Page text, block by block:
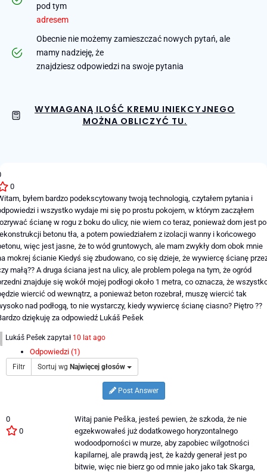
pod tym
adresem
Obecnie nie możemy zamieszczać nowych pytań, ale
mamy nadzieję, że
znajdziesz odpowiedzi na swoje pytania
WYMAGANĄ ILOŚĆ KREMU INIEKCYJNEGO
MOŻNA OBLICZYĆ TU.
0
byłem bardzo podekscytowany twoją technologią, czytałem pytania i
i wszystko wydaje mi się po prostu pokojem, w którym zacząłem
ścianę w rogu z boku do ulicy, nie wiem co teraz, ponieważ dom jest po
betonu tła, a potem powiedziałem z izolacji wanny i końcowego
więc jest jasne, że to wód gruntowych, ale mam zwykły dom obok mnie
mokrej ścianie Kiedyś się zbudowano, co się dzieje, że wywiercę ścianę
małą?? A druga ściana jest na ulicy, ale problem polega na tym, że ogród
znajduje się wokół mojej podłogi około 1 metra, co oznacza, że
wiercić od wewnątrz, a ponieważ beton rozebrał, muszę wiercić tak
nad podłogą, to nie wystarczy, kiedy wywiercę ścianę ciasno? Piętro ??
dziękuję za odpowiedź Lukáš Pešek
Lukáš Pešek zapytał 10 lat ago
Odpowiedzi (1)
Filtr Sortuj wg Najwięcej głosów
Post Answer
0
0
Witaj panie Peška, jesteś pewien, że szkoda, że ​​nie
egzekwowałeś już dodatkowego horyzontalnego
wodoodporności w murze, aby zapobiec wilgotności
kapilarnej, ale prawdą jest, że każdy generał jest po
bitwie, więc nie bierz go od mnie jako jako tak Skarga,